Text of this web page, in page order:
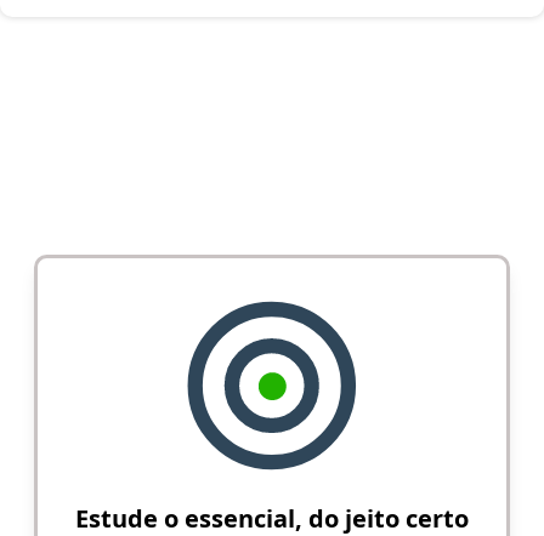
Estude o essencial, do jeito certo